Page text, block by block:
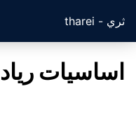
ثري - tharei
اساسيات